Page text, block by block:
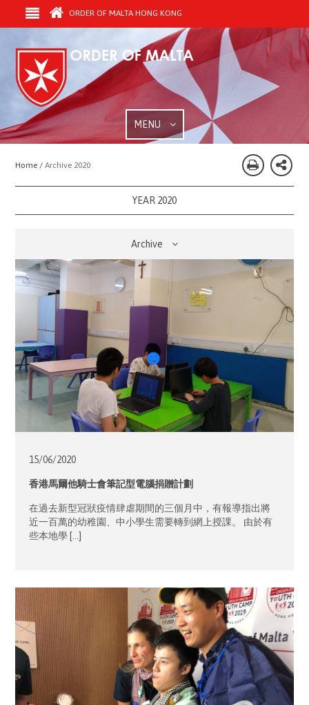
ORDER OF MALTA HONG KONG
MENU
Home / Archive 2020
YEAR 2020
Archive
15/06/2020
香港馬爾他騎士會筆記型電腦捐贈計劃
在過去新型冠狀疫情肆虐期間的三個月中，有報導指出將
近一百萬的幼稚園、中小學生需要轉到網上授課。 由於有
些本地學 […]